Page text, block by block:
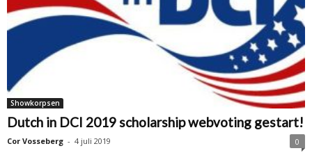
Showkorpsen
Dutch in DCI 2019 scholarship webvoting gestart!
Cor Vosseberg - 4 juli 2019
0